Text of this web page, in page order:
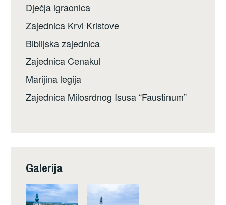
Dječja igraonica
Zajednica Krvi Kristove
Biblijska zajednica
Zajednica Cenakul
Marijina legija
Zajednica Milosrdnog Isusa “Faustinum”
Galerija